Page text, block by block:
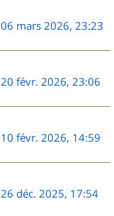
06 mars 2026, 23:23
20 févr. 2026, 23:06
10 févr. 2026, 14:59
26 déc. 2025, 17:54